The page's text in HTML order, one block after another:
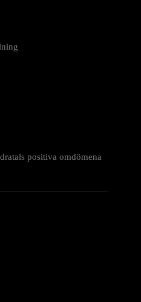
positiva omdömena